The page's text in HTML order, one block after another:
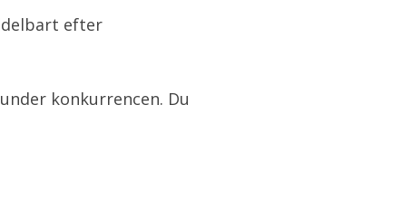
efter
konkurrencen. Du